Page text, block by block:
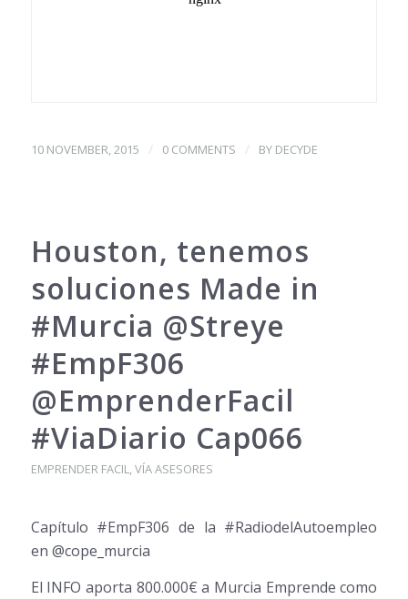
10 NOVEMBER, 2015 / 0 COMMENTS / BY DECYDE
Houston, tenemos
soluciones Made in
#Murcia @Streye
#EmpF306
@EmprenderFacil
#ViaDiario Cap066
EMPRENDER FACIL,VÍA ASESORES
Capítulo #EmpF306 de la #RadiodelAutoempleo
en @cope_murcia
El INFO aporta 800.000€ a Murcia Emprende como